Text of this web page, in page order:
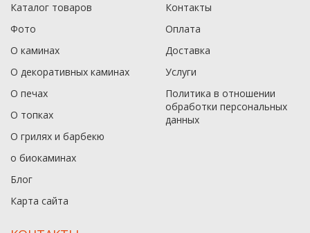
Каталог товаров
Фото
О каминах
О декоративных каминах
О печах
О топках
О грилях и барбекю
о биокаминах
Блог
Карта сайта
Контакты
Оплата
Доставка
Услуги
Политика в отношении
обработки персональных
данныx